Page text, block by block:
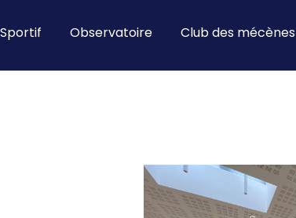
Observatoire Club des mécènes